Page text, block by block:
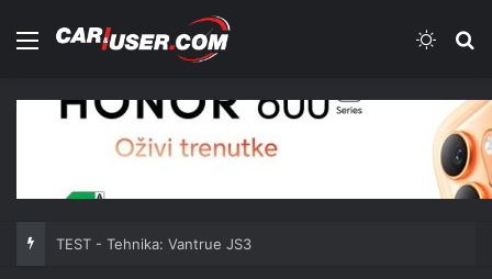
Meni
TEST - Tehnika: Vantrue JS3